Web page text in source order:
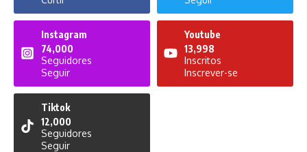
Instagram
74,000
Seguidores
Seguir
Youtube
13,998
Inscritos
Inscrever-se
Tiktok
12,000
Seguidores
Seguir